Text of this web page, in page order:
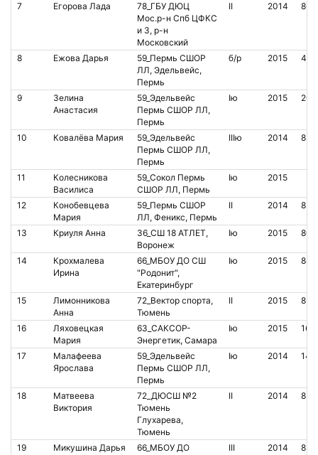
7 Егорова Лада
78_ГБУ ДЮЦ
Мос.р-н Спб ЦФКС
и З, р-н
Московский
II 2014
8 Ежова Дарья
59_Пермь СШОР
ЛЛ, Эдельвейс,
Пермь
б/р 2015
9
Зелина
Анастасия
59_Эдельвейс
Пермь СШОР ЛЛ,
Пермь
Iю 2015
10 Ковалёва Мария
59_Эдельвейс
Пермь СШОР ЛЛ,
Пермь
IIIю 2014
11
Колесникова
Василиса
59_Сокол Пермь
СШОР ЛЛ, Пермь
Iю 2015
12
Конобевцева
Мария
59_Пермь СШОР
ЛЛ, Феникс, Пермь
II 2014
13 Криуля Анна
36_СШ 18 АТЛЕТ,
Воронеж
Iю 2015
14
Крохмалева
Ирина
66_МБОУ ДО СШ
"Родонит",
Екатеринбург
Iю 2015
15
Лимонникова
Анна
72_Вектор спорта,
Тюмень
II 2015
16
Ляховецкая
Мария
63_САКСОР-
Энергетик, Самара
Iю 2015
17
Малафеева
Ярослава
59_Эдельвейс
Пермь СШОР ЛЛ,
Пермь
Iю 2014
18
Матвеева
Виктория
72_ДЮСШ №2
Тюмень
Глухарева,
Тюмень
II 2014
19 Микушина Дарья
66_МБОУ ДО
III 2014